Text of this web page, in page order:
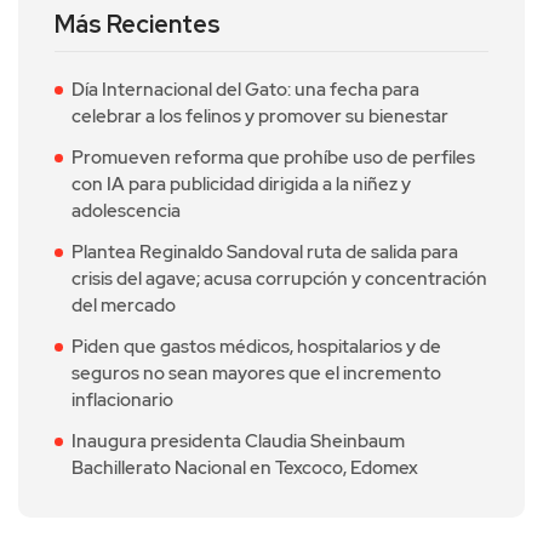
Más Recientes
Día Internacional del Gato: una fecha para
celebrar a los felinos y promover su bienestar
Promueven reforma que prohíbe uso de perfiles
con IA para publicidad dirigida a la niñez y
adolescencia
Plantea Reginaldo Sandoval ruta de salida para
crisis del agave; acusa corrupción y concentración
del mercado
Piden que gastos médicos, hospitalarios y de
seguros no sean mayores que el incremento
inflacionario
Inaugura presidenta Claudia Sheinbaum
Bachillerato Nacional en Texcoco, Edomex